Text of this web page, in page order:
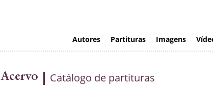
Autores Partituras Imagens
Acervo Catálogo de partituras